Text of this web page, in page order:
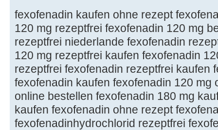
fexofenadin kaufen ohne rezept
120 mg rezeptfrei fexofenadin 120 mg
rezeptfrei niederlande fexofenadin
120 mg rezeptfrei kaufen fexofenadin
rezeptfrei fexofenadin rezeptfrei kaufen
fexofenadin kaufen fexofenadin 120 mg
online bestellen fexofenadin 180 mg
kaufen fexofenadin ohne rezept
fexofenadinhydrochlorid rezeptfrei